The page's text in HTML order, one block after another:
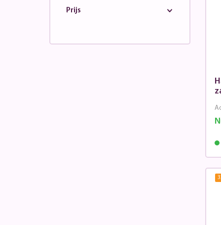
Prijs